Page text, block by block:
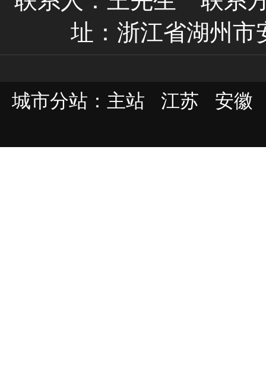
址：浙江省湖州市
城市分站： 主站 江苏 安徽